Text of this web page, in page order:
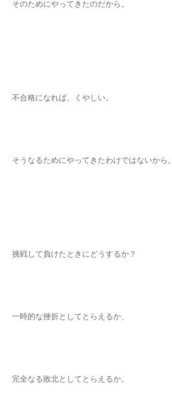
そのためにやってきたのだから。
不合格になれば、くやしい。
そうなるためにやってきたわけではないから。
挑戦して負けたときにどうするか？
一時的な挫折としてとらえるか、
完全なる敗北としてとらえるか。